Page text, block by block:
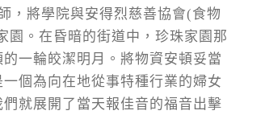
，將學院與安得烈慈善協會(食物
園。在昏暗的街道中，珍珠家園那
一輪皎潔明月。將物資安頓妥當
個為向在地從事特種行業的婦女
就展開了當天報佳音的福音出擊